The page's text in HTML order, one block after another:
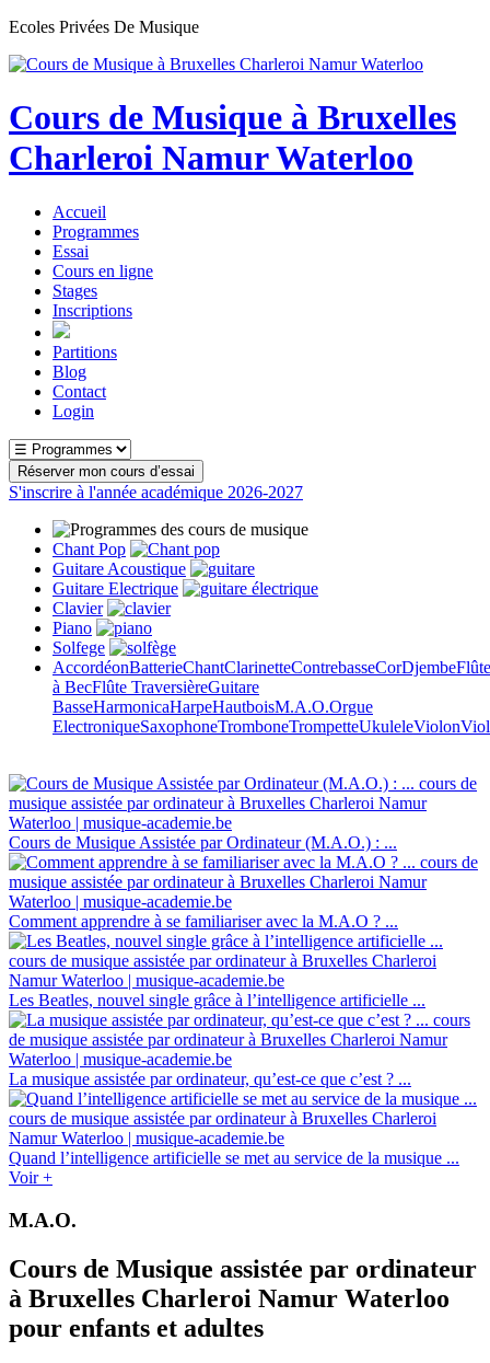
Ecoles Privées De Musique
Cours de Musique à Bruxelles
Charleroi Namur Waterloo
Accueil
Programmes
Essai
Cours en ligne
Stages
Inscriptions
Partitions
Blog
Contact
Login
Réserver mon cours d’essai
S'inscrire à l'année académique 2026-2027
Chant Pop
Guitare Acoustique
Guitare Electrique
Clavier
Piano
Solfege
AccordéonBatterieChantClarinetteContrebasseCorDjembeFlûte
à BecFlûte TraversièreGuitare
BasseHarmonicaHarpeHautboisM.A.O.Orgue
ElectroniqueSaxophoneTromboneTrompetteUkuleleViolon
Cours de Musique Assistée par Ordinateur (M.A.O.) : ...
Comment apprendre à se familiariser avec la M.A.O ? ...
Les Beatles, nouvel single grâce à l’intelligence artificielle ...
La musique assistée par ordinateur, qu’est-ce que c’est ? ...
Quand l’intelligence artificielle se met au service de la musique ...
Voir +
M.A.O.
Cours de Musique assistée par ordinateur
à Bruxelles Charleroi Namur Waterloo
pour enfants et adultes